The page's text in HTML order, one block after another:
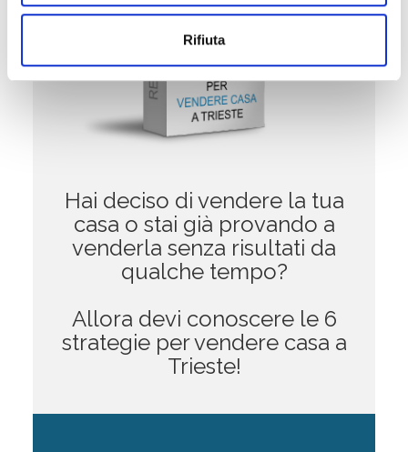
Rifiuta
Hai deciso di vendere la tua
casa o stai già provando a
venderla senza risultati da
qualche tempo?
Allora devi conoscere le 6
strategie per vendere casa a
Trieste!